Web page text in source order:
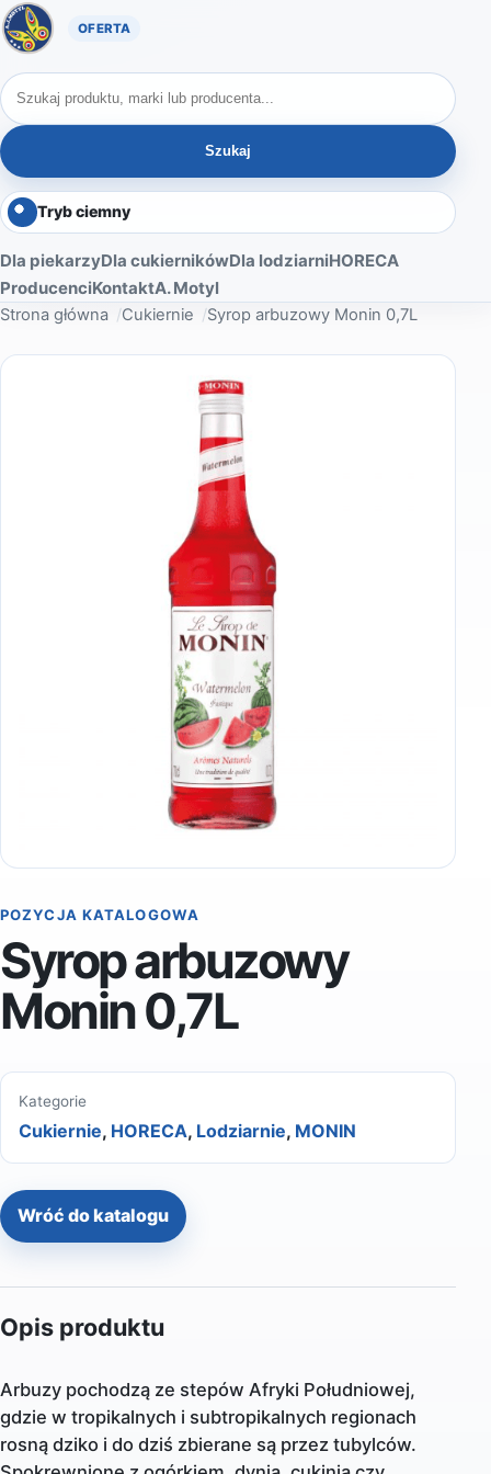
Oferta A. Motyl
Szukaj produktów
Szukaj
Tryb ciemny
Dla piekarzyDla cukiernikówDla lodziarniHORECA
ProducenciKontaktA. Motyl
Strona główna Cukiernie Syrop arbuzowy Monin 0,7L
POZYCJA KATALOGOWA
Syrop arbuzowy
Monin 0,7L
Kategorie
Cukiernie, HORECA, Lodziarnie, MONIN
Wróć do katalogu
Opis produktu
Arbuzy pochodzą ze stepów Afryki Południowej,
gdzie w tropikalnych i subtropikalnych regionach
rosną dziko i do dziś zbierane są przez tubylców.